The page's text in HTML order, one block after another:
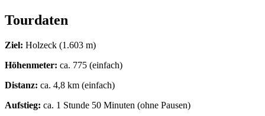
Tourdaten
Ziel: Holzeck (1.603 m)
Höhenmeter: ca. 775 (einfach)
Distanz: ca. 4,8 km (einfach)
Aufstieg: ca. 1 Stunde 50 Minuten (ohne Pausen)